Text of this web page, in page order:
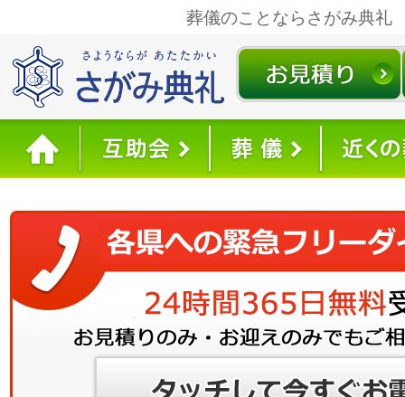
葬儀のことならさがみ典礼